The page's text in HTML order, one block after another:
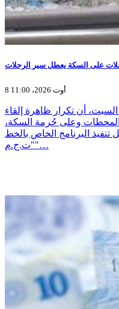
على السكة يعطل سير الرحلات
8 أوت 2026، 11:00
أن تكرار ظاهرة إلقاء
المحطات وعلى حُرمة السكة،
البرنامج الخاص بالخط
"ت.ج.م"…